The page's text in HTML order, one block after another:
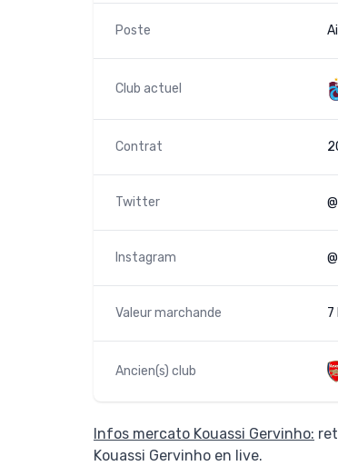
Poste
Club actuel
Contrat
Twitter
Instagram
Valeur marchande 7
Ancien(s) club
Infos mercato Kouassi Gervinho:
Kouassi Gervinho en live.